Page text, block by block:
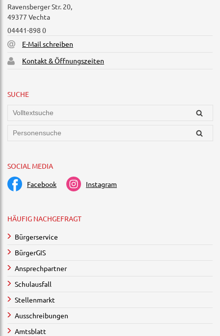
Ravensberger Str. 20,
49377 Vechta
04441-898 0
E-Mail schreiben
Kontakt & Öffnungszeiten
SUCHE
SOCIAL MEDIA
Facebook Instagram
HÄUFIG NACHGEFRAGT
Bürgerservice
BürgerGIS
Ansprechpartner
Schulausfall
Stellenmarkt
Ausschreibungen
Amtsblatt